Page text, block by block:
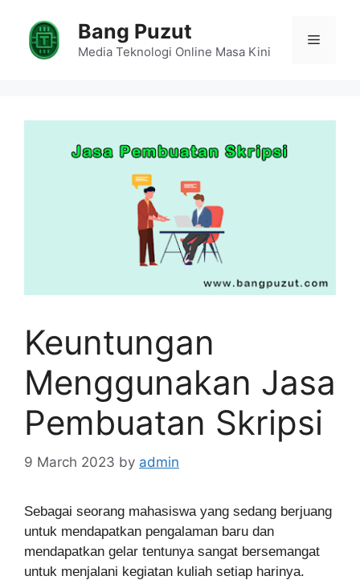
content
Bang Puzut
Media Teknologi Online Masa Kini
Menu
Keuntungan
Menggunakan Jasa
Pembuatan Skripsi
9 March 2023 by admin
Sebagai seorang mahasiswa yang sedang berjuang
untuk mendapatkan pengalaman baru dan
mendapatkan gelar tentunya sangat bersemangat
untuk menjalani kegiatan kuliah setiap harinya.